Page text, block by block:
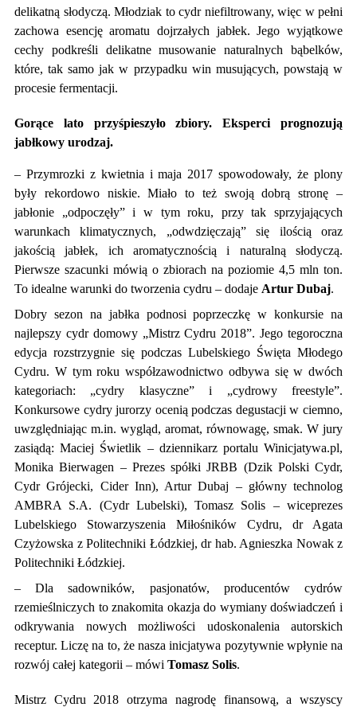
delikatną słodyczą. Młodziak to cydr niefiltrowany, więc w pełni
zachowa esencję aromatu dojrzałych jabłek. Jego wyjątkowe
cechy podkreśli delikatne musowanie naturalnych bąbelków,
które, tak samo jak w przypadku win musujących, powstają w
procesie fermentacji.
Gorące lato przyśpieszyło zbiory. Eksperci prognozują
jabłkowy urodzaj.
– Przymrozki z kwietnia i maja 2017 spowodowały, że plony
były rekordowo niskie. Miało to też swoją dobrą stronę –
jabłonie „odpoczęły” i w tym roku, przy tak sprzyjających
warunkach klimatycznych, „odwdzięczają” się ilością oraz
jakością jabłek, ich aromatycznością i naturalną słodyczą.
Pierwsze szacunki mówią o zbiorach na poziomie 4,5 mln ton.
To idealne warunki do tworzenia cydru – dodaje Artur Dubaj.
Dobry sezon na jabłka podnosi poprzeczkę w konkursie na
najlepszy cydr domowy „Mistrz Cydru 2018”. Jego tegoroczna
edycja rozstrzygnie się podczas Lubelskiego Święta Młodego
Cydru. W tym roku współzawodnictwo odbywa się w dwóch
kategoriach: „cydry klasyczne” i „cydrowy freestyle”.
Konkursowe cydry jurorzy ocenią podczas degustacji w ciemno,
uwzględniając m.in. wygląd, aromat, równowagę, smak. W jury
zasiądą: Maciej Świetlik – dziennikarz portalu Winicjatywa.pl,
Monika Bierwagen – Prezes spółki JRBB (Dzik Polski Cydr,
Cydr Grójecki, Cider Inn), Artur Dubaj – główny technolog
AMBRA S.A. (Cydr Lubelski), Tomasz Solis – wiceprezes
Lubelskiego Stowarzyszenia Miłośników Cydru, dr Agata
Czyżowska z Politechniki Łódzkiej, dr hab. Agnieszka Nowak z
Politechniki Łódzkiej.
– Dla sadowników, pasjonatów, producentów cydrów
rzemieślniczych to znakomita okazja do wymiany doświadczeń i
odkrywania nowych możliwości udoskonalenia autorskich
receptur. Liczę na to, że nasza inicjatywa pozytywnie wpłynie na
rozwój całej kategorii – mówi Tomasz Solis.
Mistrz Cydru 2018 otrzyma nagrodę finansową, a wszyscy